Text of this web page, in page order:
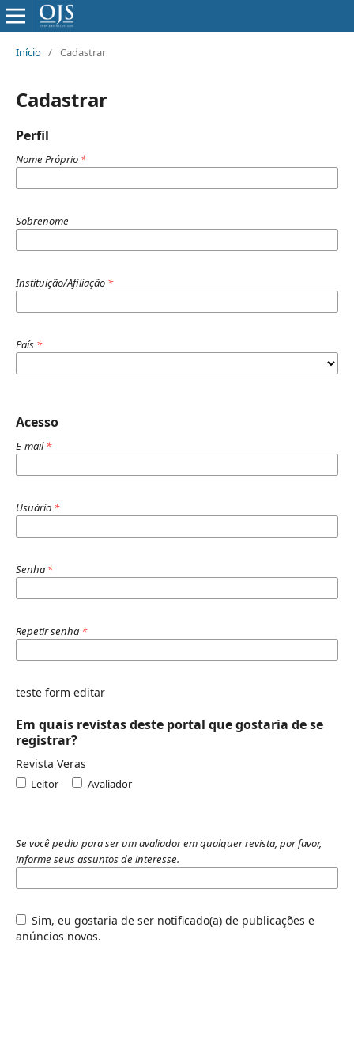
Início / Cadastrar
Cadastrar
Perfil
Nome Próprio *
Sobrenome
Instituição/Afiliação *
País *
Acesso
E-mail*
Usuário *
Senha *
Repetir senha *
teste form editar
Em quais revistas deste portal que gostaria de se
registrar?
Revista Veras
Leitor Avaliador
Se você pediu para ser um avaliador em qualquer revista, por favor,
informe seus assuntos de interesse.
Sim, eu gostaria de ser notificado(a) de publicações e
anúncios novos.